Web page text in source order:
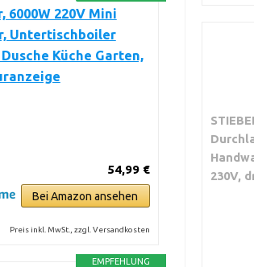
220V Mini
Untertischboiler
Küche Garten,
54,99 €
Bei Amazon ansehen
Preis inkl. MwSt., zzgl. Versandkosten
EMPFEHLUNG
230V,